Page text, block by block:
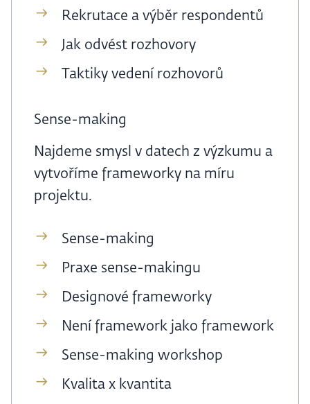
Rekrutace a výběr respondentů
Jak odvést rozhovory
Taktiky vedení rozhovorů
Sense-making
Najdeme smysl v datech z výzkumu a
vytvoříme frameworky na míru
projektu.
Sense-making
Praxe sense-makingu
Designové frameworky
Není framework jako framework
Sense-making workshop
Kvalita x kvantita